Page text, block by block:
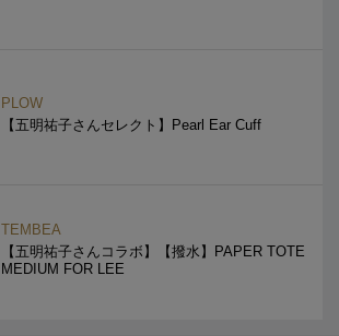
PLOW
【五明祐子さんセレクト】Pearl Ear Cuff
TEMBEA
【五明祐子さんコラボ】【撥水】PAPER TOTE
MEDIUM FOR LEE